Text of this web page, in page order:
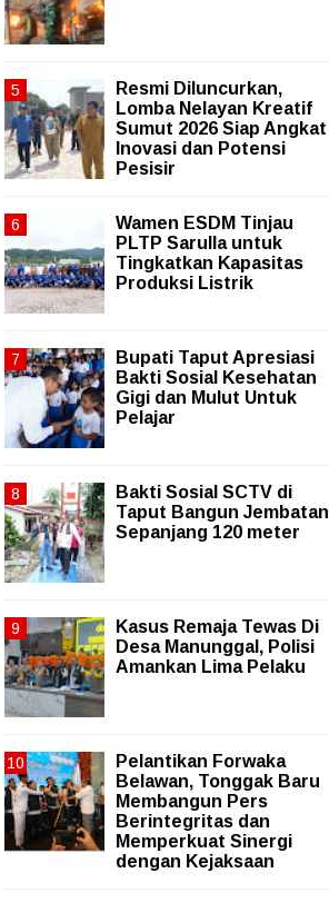
Resmi Diluncurkan,
Lomba Nelayan Kreatif
Sumut 2026 Siap Angkat
Inovasi dan Potensi
Pesisir
Wamen ESDM Tinjau
PLTP Sarulla untuk
Tingkatkan Kapasitas
Produksi Listrik
Bupati Taput Apresiasi
Bakti Sosial Kesehatan
Gigi dan Mulut Untuk
Pelajar
Bakti Sosial SCTV di
Taput Bangun Jembatan
Sepanjang 120 meter
Kasus Remaja Tewas Di
Desa Manunggal, Polisi
Amankan Lima Pelaku
Pelantikan Forwaka
Belawan, Tonggak Baru
Membangun Pers
Berintegritas dan
Memperkuat Sinergi
dengan Kejaksaan